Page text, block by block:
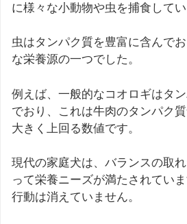
に様々な小動物や虫を捕食してい
虫はタンパク質を豊富に含んで
な栄養源の一つでした。
例えば、一般的なコオロギはタ
でおり、これは牛肉のタンパク
大きく上回る数値です。
現代の家庭犬は、バランスの取
って栄養ニーズが満たされてい
行動は消えていません。